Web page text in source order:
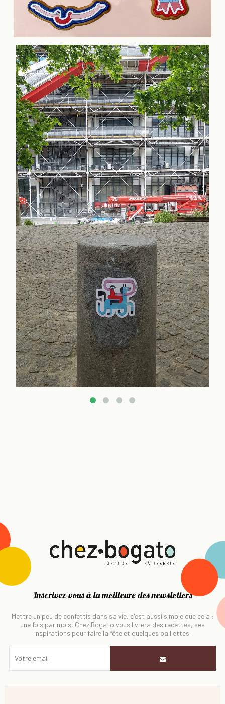
Inscrivez-vous à la meilleure des newsletters
Mettre un peu de confettis dans sa vie, c'est aussi simple que cela :
une fois par mois, Chez Bogato vous livrera des recettes, ses
inspirations pour faire la fête et quelques paillettes.